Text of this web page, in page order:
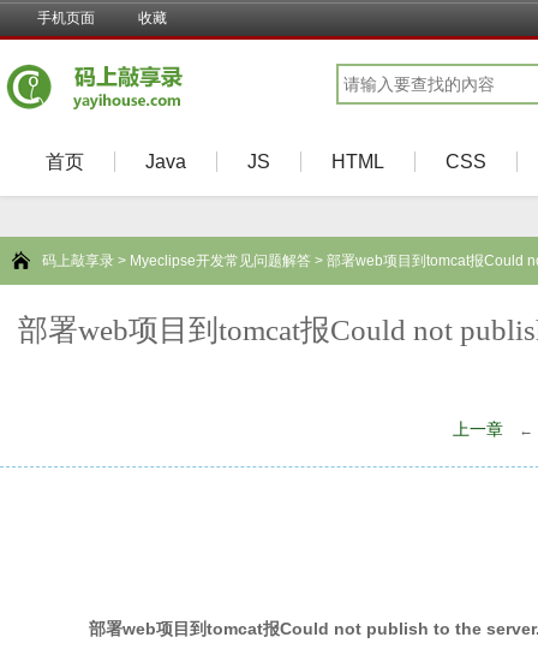
手机页面 收藏
首页 Java JS HTML CSS
码上敲享录 > Myeclipse开发常见问题解答 > 部署web项目到tomcat报Could
部署web项目到tomcat报Could not
上一章 ←
部署web项目到tomcat报Could not publish to the